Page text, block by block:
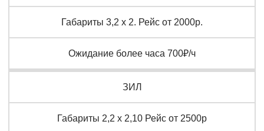
Габариты 3,2 х 2. Рейс от 2000р.
Ожидание более часа 700₽/ч
ЗИЛ
Габариты 2,2 х 2,10 Рейс от 2500р